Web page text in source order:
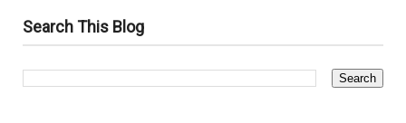
Search This Blog